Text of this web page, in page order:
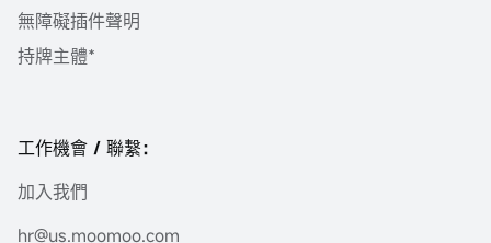
無障礙插件聲明
持牌主體*
工作機會 / 聯繫：
加入我們
hr@us.moomoo.com